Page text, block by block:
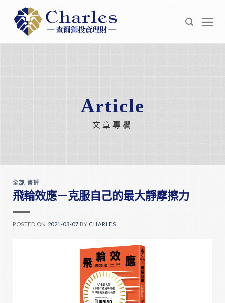
content
Article
文章專欄
全部 ,書評
飛輪效應－克服自己的最大靜摩擦力
POSTED ON 2021-03-07 BY CHARLES